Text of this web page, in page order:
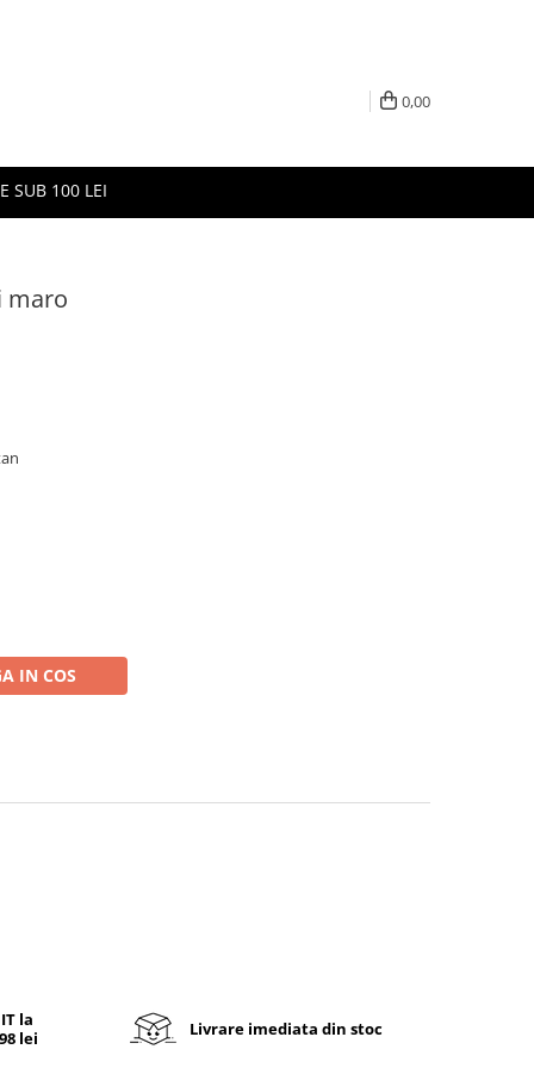
0,00
SUB 100 LEI
maro
IN COS
la
lei
Livrare imediata din stoc